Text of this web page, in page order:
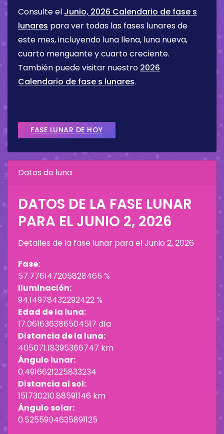
Consulte el Junio, 2026 Calendario de fase s
lunares para ver todas las fases lunares de
este mes, incluyendo luna llena, luna nueva,
cuarto menguante y cuarto creciente.
También puede visitar nuestro 2026
Calendario de fase s lunares.
FASE LUNAR DE HOY
Datos de luna
DATOS DE LA FASE LUNAR
PARA EL JUNIO 2, 2026
Detalles de la fase lunar para elJunio 2, 2026
Fase:
57.776147205828465 %
Iluminación:
94.14978432292422 %
Edad de la luna:
17.061636386504517 día
Distancia de la luna:
405071.18395366747 km
Ángulo lunar:
0.4916621225833234
Distancia al sol:
151730210.88591146 km
Ángulo solar:
0.5255904635891125